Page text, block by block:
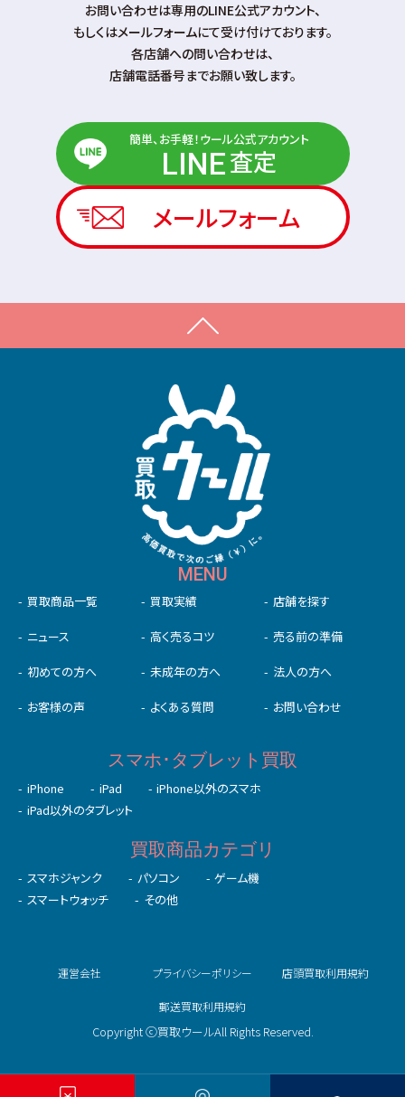
お問い合わせは専⽤のLINE公式アカウント、
もしくはメールフォームにて受け付けております。
各店舗への問い合わせは、
店舗電話番号までお願い致します。
簡単、お手軽！ウール公式アカウント
LINE査定
メールフォーム
MENU
買取商品一覧 買取実績 店舗を探す
ニュース 高く売るコツ 売る前の準備
初めての⽅へ 未成年の⽅へ 法人の方へ
お客様の声 よくある質問 お問い合わせ
スマホ･タブレット買取
iPhone iPad
iPhone以外のスマホ
iPad以外のタブレット
買取商品カテゴリ
スマホジャンク パソコン
ゲーム機
スマートウォッチ
その他
Copyright ⓒ買取ウールAll Rights Reserved.
運営会社 プライバシーポリシー 店頭買取利用規約
郵送買取利用規約